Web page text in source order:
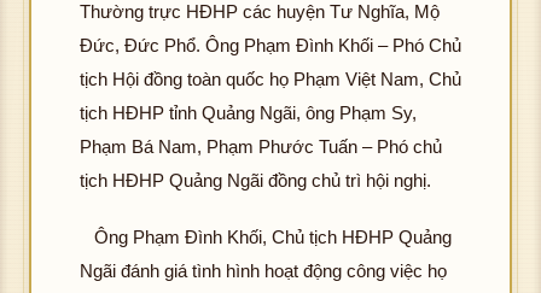
Thường trực HĐHP các huyện Tư Nghĩa, Mộ
Đức, Đức Phổ. Ông Phạm Đình Khối – Phó Chủ
tịch Hội đồng toàn quốc họ Phạm Việt Nam, Chủ
tịch HĐHP tỉnh Quảng Ngãi, ông Phạm Sy,
Phạm Bá Nam, Phạm Phước Tuấn – Phó chủ
tịch HĐHP Quảng Ngãi đồng chủ trì hội nghị.
Ông Phạm Đình Khối, Chủ tịch HĐHP Quảng
Ngãi đánh giá tình hình hoạt động công việc họ